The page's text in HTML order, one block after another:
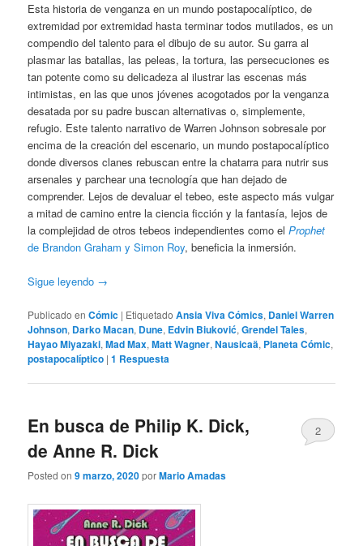
Esta historia de venganza en un mundo postapocalíptico, de
extremidad por extremidad hasta terminar todos mutilados, es un
compendio del talento para el dibujo de su autor. Su garra al
plasmar las batallas, las peleas, la tortura, las persecuciones es
tan potente como su delicadeza al ilustrar las escenas más
intimistas, en las que unos jóvenes acogotados por la venganza
desatada por su padre buscan alternativas o, simplemente,
refugio. Este talento narrativo de Warren Johnson sobresale por
encima de la creación del escenario, un mundo postapocalíptico
donde diversos clanes rebuscan entre la chatarra para nutrir sus
arsenales y parchear una tecnología que han dejado de
comprender. Lejos de devaluar el tebeo, este aspecto más vulgar
a mitad de camino entre la ciencia ficción y la fantasía, lejos de
la complejidad de otros tebeos independientes como elProphet
de Brandon Graham y Simon Roy, beneficia la inmersión.
Sigue leyendo →
Publicado en Cómic | Etiquetado Ansia Viva Cómics, Daniel Warren
Johnson, Darko Macan, Dune, Edvin Biuković,Grendel Tales,
Hayao Miyazaki,Mad Max,Matt Wagner,Nausicaä, Planeta Cómic,
postapocalíptico |1 Respuesta
En busca de Philip K. Dick,
de Anne R. Dick
Posted on9 marzo, 2020porMario Amadas
2